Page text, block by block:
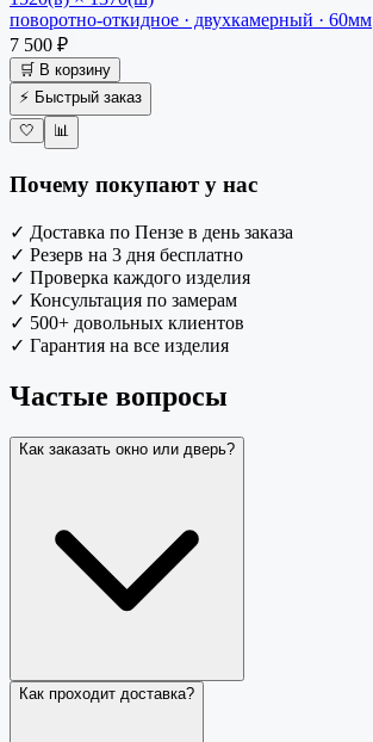
поворотно-откидное · двухкамерный · 60мм
7 500 ₽
🛒 В корзину
⚡ Быстрый заказ
🤍
📊
Почему покупают у нас
✓ Доставка по Пензе в день заказа
✓ Резерв на 3 дня бесплатно
✓ Проверка каждого изделия
✓ Консультация по замерам
✓ 500+ довольных клиентов
✓ Гарантия на все изделия
Частые вопросы
Как заказать окно или дверь?
Как проходит доставка?